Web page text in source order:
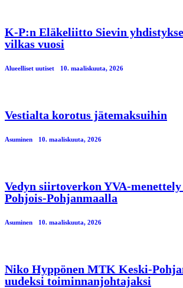
K-P:n Eläkeliitto Sievin
vilkas vuosi
Alueelliset uutiset 10. maaliskuuta, 2026
Vestialta korotus jätemaksuihin
Asuminen 10. maaliskuuta, 2026
Vedyn siirtoverkon YVA-
Pohjois-Pohjanmaalla
Asuminen 10. maaliskuuta, 2026
Niko Hyppönen MTK Keski-
uudeksi toiminnanjohtajaksi